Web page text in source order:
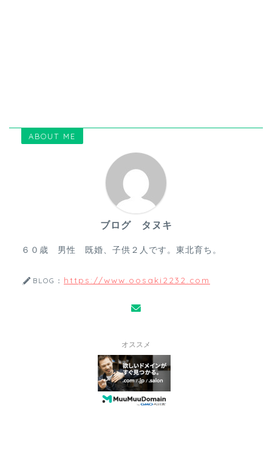
ABOUT ME
ブログ タヌキ
６０歳 男性 既婚、子供２人です。東北育ち。
BLOG： https://www.oosaki2232.com
オススメ